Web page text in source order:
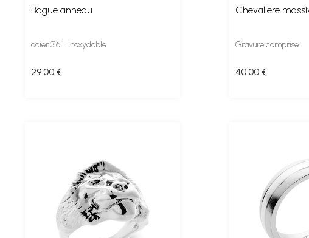
Bague anneau
acier 316 L inoxydable
29.00 €
Chevalière
Gravure comprise
40.00 €